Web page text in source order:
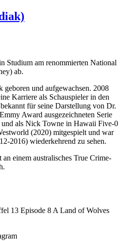
Studium am renommierten National
ab.
geboren und aufgewachsen. 2008
Karriere als Schauspieler in den
für seine Darstellung von Dr.
Award ausgezeichneten Serie
als Nick Towne in Hawaii Five-0
(2020) mitgespielt und war
2016) wiederkehrend zu sehen.
einem australisches True Crime-
13 Episode 8 A Land of Wolves